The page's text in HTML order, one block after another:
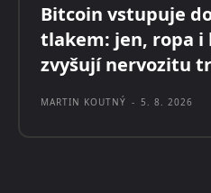
Bitcoin vstupuje
tlakem: jen, ropa i
zvyšují nervozitu
MARTIN KOUTNÝ - 5. 8. 2026